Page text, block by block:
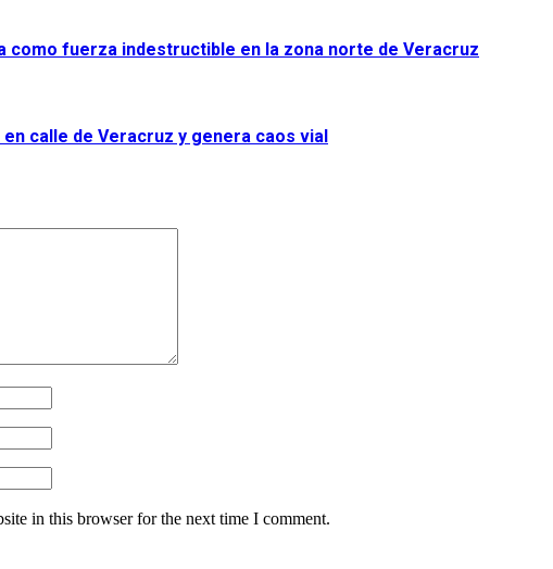
como fuerza indestructible en la zona norte de Veracruz
calle de Veracruz y genera caos vial
in this browser for the next time I comment.